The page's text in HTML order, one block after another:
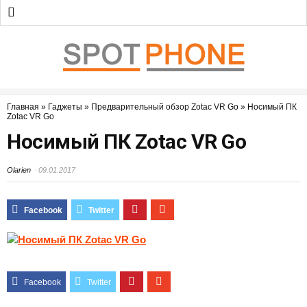
Главная » Гаджеты » Предварительный обзор Zotac VR Go » Носимый ПК
Zotac VR Go
Носимый ПК Zotac VR Go
Olarien 09.01.2017